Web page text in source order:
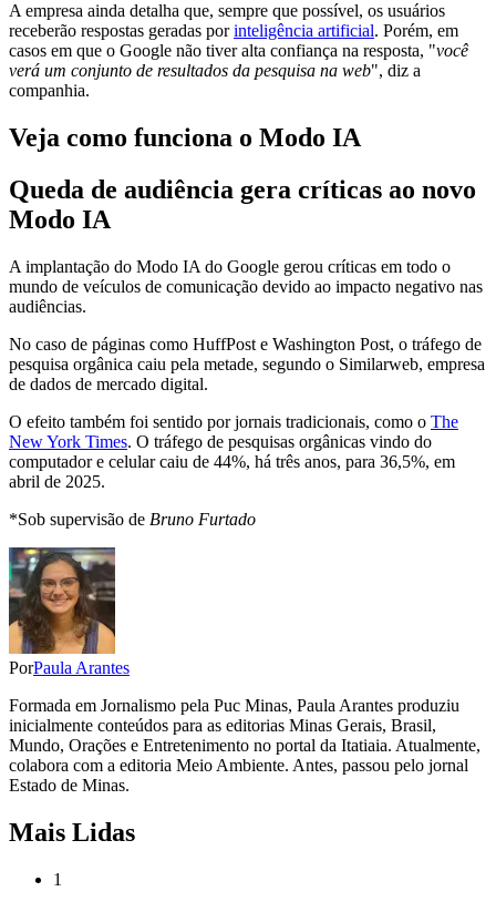
A empresa ainda detalha que, sempre que possível, os usuários
receberão respostas geradas porinteligência artificial. Porém, em
casos em que o Google não tiver alta confiança na resposta, "você
verá um conjunto de resultados da pesquisa na web", diz a
companhia.
Veja como funciona o Modo IA
Queda de audiência gera críticas ao novo
Modo IA
A implantação do Modo IA do Google gerou críticas em todo o
mundo de veículos de comunicação devido ao impacto negativo nas
audiências.
No caso de páginas como HuffPost e Washington Post, o tráfego de
pesquisa orgânica caiu pela metade, segundo o Similarweb, empresa
de dados de mercado digital.
O efeito também foi sentido por jornais tradicionais, como o The
New York Times. O tráfego de pesquisas orgânicas vindo do
computador e celular caiu de 44%, há três anos, para 36,5%, em
abril de 2025.
*Sob supervisão de Bruno Furtado
PorPaula Arantes
Formada em Jornalismo pela Puc Minas, Paula Arantes produziu
inicialmente conteúdos para as editorias Minas Gerais, Brasil,
Mundo, Orações e Entretenimento no portal da Itatiaia. Atualmente,
colabora com a editoria Meio Ambiente. Antes, passou pelo jornal
Estado de Minas.
Mais Lidas
1